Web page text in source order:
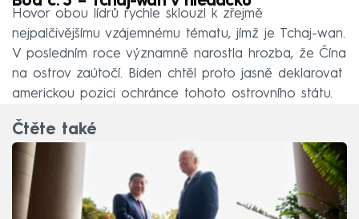
Hovor obou lídrů rychle sklouzl k zřejmě
nejpalčivějšímu vzájemnému tématu, jímž je Tchaj-wan.
V posledním roce významně narostla hrozba, že Čína
na ostrov zaútočí. Biden chtěl proto jasně deklarovat
americkou pozici ochránce tohoto ostrovního státu.
Čtěte také